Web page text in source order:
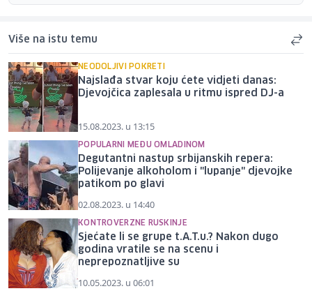
Više na istu temu
NEODOLJIVI POKRETI
Najslađa stvar koju ćete vidjeti danas:
Djevojčica zaplesala u ritmu ispred DJ-a
15.08.2023. u 13:15
POPULARNI MEĐU OMLADINOM
Degutantni nastup srbijanskih repera:
Polijevanje alkoholom i "lupanje" djevojke
patikom po glavi
02.08.2023. u 14:40
KONTROVERZNE RUSKINJE
Sjećate li se grupe t.A.T.u.? Nakon dugo
godina vratile se na scenu i
neprepoznatljive su
10.05.2023. u 06:01